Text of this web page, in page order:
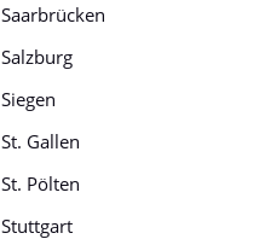
Saarbrücken
Salzburg
Siegen
St. Gallen
St. Pölten
Stuttgart